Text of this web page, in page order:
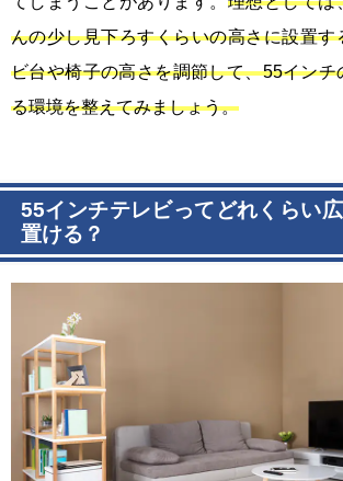
んの少し見下ろすくらいの高さに設置す
ビ台や椅子の高さを調節して、55インチ
る環境を整えてみましょう。
55インチテレビってどれくらい
置ける？